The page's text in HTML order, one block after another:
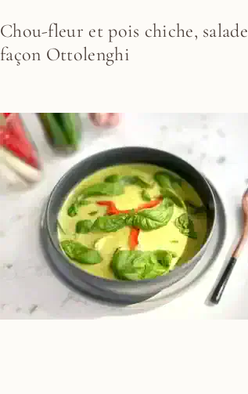
Chou-fleur et pois chiche, salade
façon Ottolenghi